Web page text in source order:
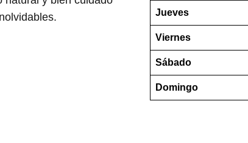
Jueves
Viernes
Sábado
Domingo